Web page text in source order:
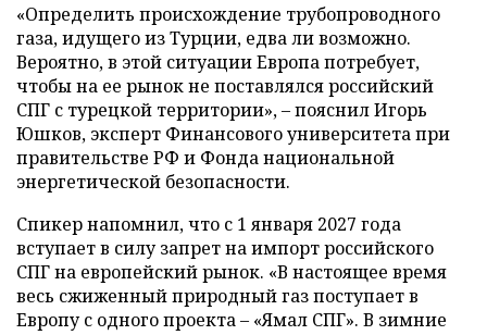
«Определить происхождение трубопроводного
газа, идущего из Турции, едва ли возможно.
Вероятно, в этой ситуации Европа потребует,
чтобы на ее рынок не поставлялся российский
СПГ с турецкой территории», – пояснил Игорь
Юшков, эксперт Финансового университета при
правительстве РФ и Фонда национальной
энергетической безопасности.
Спикер напомнил, что с 1 января 2027 года
вступает в силу запрет на импорт российского
СПГ на европейский рынок. «В настоящее время
весь сжиженный природный газ поступает в
Европу с одного проекта – «Ямал СПГ». В зимние